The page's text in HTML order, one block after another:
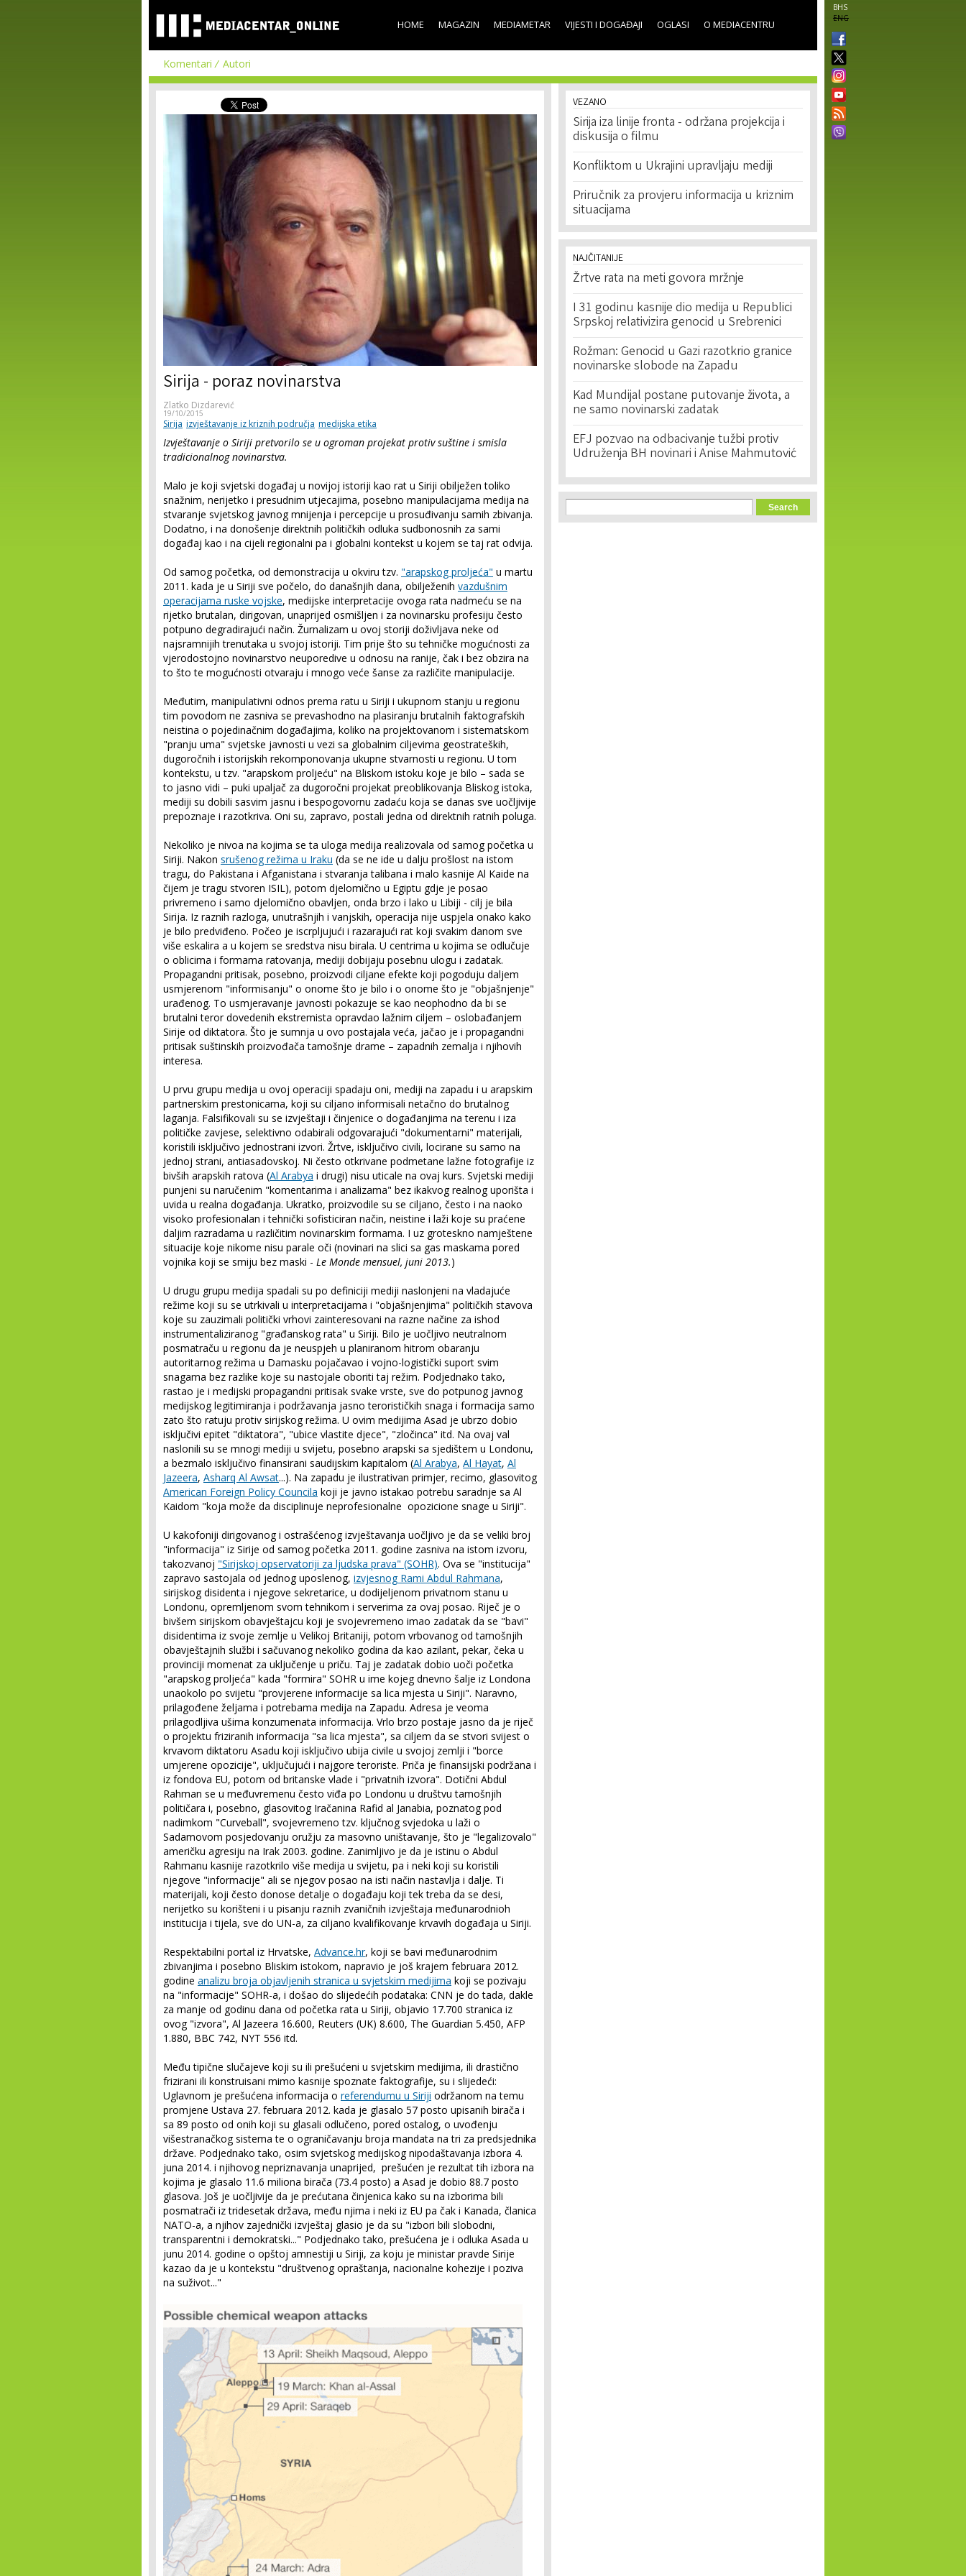
main
content
BHS
ENG
HOME MAGAZIN MEDIAMETAR VIJESTI I DOGAĐAJI OGLASI O MEDIACENTRU
Komentari Autori
Sirija - poraz novinarstva
Zlatko Dizdarević
19/10/2015
Sirija izvještavanje iz kriznih područja medijska etika
Izvještavanje o Siriji pretvorilo se u ogroman projekat protiv suštine i smisla
tradicionalnog novinarstva.
Malo je koji svjetski događaj u novijoj istoriji kao rat u Siriji obilježen toliko
snažnim, nerijetko i presudnim utjecajima, posebno manipulacijama medija na
stvaranje svjetskog javnog mnijenja i percepcije u prosuđivanju samih zbivanja.
Dodatno, i na donošenje direktnih političkih odluka sudbonosnih za sami
događaj kao i na cijeli regionalni pa i globalni kontekst u kojem se taj rat odvija.
Od samog početka, od demonstracija u okviru tzv. "arapskog proljeća" u martu
2011. kada je u Siriji sve počelo, do današnjih dana, obilježenih vazdušnim
operacijama ruske vojske, medijske interpretacije ovoga rata nadmeću se na
rijetko brutalan, dirigovan, unaprijed osmišljen i za novinarsku profesiju često
potpuno degradirajući način. Žurnalizam u ovoj storiji doživljava neke od
najsramnijih trenutaka u svojoj istoriji. Tim prije što su tehničke mogućnosti za
vjerodostojno novinarstvo neuporedive u odnosu na ranije, čak i bez obzira na
to što te mogućnosti otvaraju i mnogo veće šanse za različite manipulacije.
Međutim, manipulativni odnos prema ratu u Siriji i ukupnom stanju u regionu
tim povodom ne zasniva se prevashodno na plasiranju brutalnih faktografskih
neistina o pojedinačnim događajima, koliko na projektovanom i sistematskom
"pranju uma" svjetske javnosti u vezi sa globalnim ciljevima geostrateških,
dugoročnih i istorijskih rekomponovanja ukupne stvarnosti u regionu. U tom
kontekstu, u tzv. "arapskom proljeću" na Bliskom istoku koje je bilo – sada se
to jasno vidi – puki upaljač za dugoročni projekat preoblikovanja Bliskog istoka,
mediji su dobili sasvim jasnu i bespogovornu zadaću koja se danas sve uočljivije
prepoznaje i razotkriva. Oni su, zapravo, postali jedna od direktnih ratnih poluga.
Nekoliko je nivoa na kojima se ta uloga medija realizovala od samog početka u
Siriji. Nakon srušenog režima u Iraku (da se ne ide u dalju prošlost na istom
tragu, do Pakistana i Afganistana i stvaranja talibana i malo kasnije Al Kaide na
čijem je tragu stvoren ISIL), potom djelomično u Egiptu gdje je posao
privremeno i samo djelomično obavljen, onda brzo i lako u Libiji - cilj je bila
Sirija. Iz raznih razloga, unutrašnjih i vanjskih, operacija nije uspjela onako kako
je bilo predviđeno. Počeo je iscrpljujući i razarajući rat koji svakim danom sve
više eskalira a u kojem se sredstva nisu birala. U centrima u kojima se odlučuje
o oblicima i formama ratovanja, mediji dobijaju posebnu ulogu i zadatak.
Propagandni pritisak, posebno, proizvodi ciljane efekte koji pogoduju daljem
usmjerenom "informisanju" o onome što je bilo i o onome što je "objašnjenje"
urađenog. To usmjeravanje javnosti pokazuje se kao neophodno da bi se
brutalni teror dovedenih ekstremista opravdao lažnim ciljem – oslobađanjem
Sirije od diktatora. Što je sumnja u ovo postajala veća, jačao je i propagandni
pritisak suštinskih proizvođača tamošnje drame – zapadnih zemalja i njihovih
interesa.
U prvu grupu medija u ovoj operaciji spadaju oni, mediji na zapadu i u arapskim
partnerskim prestonicama, koji su ciljano informisali netačno do brutalnog
laganja. Falsifikovali su se izvještaji i činjenice o događanjima na terenu i iza
političke zavjese, selektivno odabirali odgovarajući "dokumentarni" materijali,
koristili isključivo jednostrani izvori. Žrtve, isključivo civili, locirane su samo na
jednoj strani, antiasadovskoj. Ni često otkrivane podmetane lažne fotografije iz
bivših arapskih ratova (Al Arabya i drugi) nisu uticale na ovaj kurs. Svjetski mediji
punjeni su naručenim "komentarima i analizama" bez ikakvog realnog uporišta i
uvida u realna događanja. Ukratko, proizvodile su se ciljano, često i na naoko
visoko profesionalan i tehnički sofisticiran način, neistine i laži koje su praćene
daljim razradama u različitim novinarskim formama. I uz groteskno namještene
situacije koje nikome nisu parale oči (novinari na slici sa gas maskama pored
vojnika koji se smiju bez maski - Le Monde mensuel, juni 2013.)
U drugu grupu medija spadali su po definiciji mediji naslonjeni na vladajuće
režime koji su se utrkivali u interpretacijama i "objašnjenjima" političkih stavova
koje su zauzimali politički vrhovi zainteresovani na razne načine za ishod
instrumentaliziranog "građanskog rata" u Siriji. Bilo je uočljivo neutralnom
posmatraču u regionu da je neuspjeh u planiranom hitrom obaranju
autoritarnog režima u Damasku pojačavao i vojno-logistički suport svim
snagama bez razlike koje su nastojale oboriti taj režim. Podjednako tako,
rastao je i medijski propagandni pritisak svake vrste, sve do potpunog javnog
medijskog legitimiranja i podržavanja jasno terorističkih snaga i formacija samo
zato što ratuju protiv sirijskog režima. U ovim medijima Asad je ubrzo dobio
isključivi epitet "diktatora", "ubice vlastite djece", "zločinca" itd. Na ovaj val
naslonili su se mnogi mediji u svijetu, posebno arapski sa sjedištem u Londonu,
a bezmalo isključivo finansirani saudijskim kapitalom (Al Arabya, Al Hayat, Al
Jazeera, Asharq Al Awsat...). Na zapadu je ilustrativan primjer, recimo, glasovitog
American Foreign Policy Councila koji je javno istakao potrebu saradnje sa Al
Kaidom "koja može da disciplinuje neprofesionalne opozicione snage u Siriji".
U kakofoniji dirigovanog i ostrašćenog izvještavanja uočljivo je da se veliki broj
"informacija" iz Sirije od samog početka 2011. godine zasniva na istom izvoru,
takozvanoj "Sirijskoj opservatoriji za ljudska prava" (SOHR). Ova se "institucija"
zapravo sastojala od jednog uposlenog, izvjesnog Rami Abdul Rahmana,
sirijskog disidenta i njegove sekretarice, u dodijeljenom privatnom stanu u
Londonu, opremljenom svom tehnikom i serverima za ovaj posao. Riječ je o
bivšem sirijskom obavještajcu koji je svojevremeno imao zadatak da se "bavi"
disidentima iz svoje zemlje u Velikoj Britaniji, potom vrbovanog od tamošnjih
obavještajnih službi i sačuvanog nekoliko godina da kao azilant, pekar, čeka u
provinciji momenat za uključenje u priču. Taj je zadatak dobio uoči početka
"arapskog proljeća" kada "formira" SOHR u ime kojeg dnevno šalje iz Londona
unaokolo po svijetu "provjerene informacije sa lica mjesta u Siriji". Naravno,
prilagođene željama i potrebama medija na Zapadu. Adresa je veoma
prilagodljiva ušima konzumenata informacija. Vrlo brzo postaje jasno da je riječ
o projektu friziranih informacija "sa lica mjesta", sa ciljem da se stvori svijest o
krvavom diktatoru Asadu koji isključivo ubija civile u svojoj zemlji i "borce
umjerene opozicije", uključujući i najgore teroriste. Priča je finansijski podržana i
iz fondova EU, potom od britanske vlade i "privatnih izvora". Dotični Abdul
Rahman se u međuvremenu često viđa po Londonu u društvu tamošnjih
političara i, posebno, glasovitog Iračanina Rafid al Janabia, poznatog pod
nadimkom "Curveball", svojevremeno tzv. ključnog svjedoka u laži o
Sadamovom posjedovanju oružju za masovno uništavanje, što je "legalizovalo"
američku agresiju na Irak 2003. godine. Zanimljivo je da je istinu o Abdul
Rahmanu kasnije razotkrilo više medija u svijetu, pa i neki koji su koristili
njegove "informacije" ali se njegov posao na isti način nastavlja i dalje. Ti
materijali, koji često donose detalje o događaju koji tek treba da se desi,
nerijetko su korišteni i u pisanju raznih zvaničnih izvještaja međunarodnioh
institucija i tijela, sve do UN-a, za ciljano kvalifikovanje krvavih događaja u Siriji.
Respektabilni portal iz Hrvatske, Advance.hr, koji se bavi međunarodnim
zbivanjima i posebno Bliskim istokom, napravio je još krajem februara 2012.
godine analizu broja objavljenih stranica u svjetskim medijima koji se pozivaju
na "informacije" SOHR-a, i došao do slijedećih podataka: CNN je do tada, dakle
za manje od godinu dana od početka rata u Siriji, objavio 17.700 stranica iz
ovog "izvora", Al Jazeera 16.600, Reuters (UK) 8.600, The Guardian 5.450, AFP
1.880, BBC 742, NYT 556 itd.
Među tipične slučajeve koji su ili prešućeni u svjetskim medijima, ili drastično
frizirani ili konstruisani mimo kasnije spoznate faktografije, su i slijedeći:
Uglavnom je prešućena informacija o referendumu u Siriji održanom na temu
promjene Ustava 27. februara 2012. kada je glasalo 57 posto upisanih birača i
sa 89 posto od onih koji su glasali odlučeno, pored ostalog, o uvođenju
višestranačkog sistema te o ograničavanju broja mandata na tri za predsjednika
države. Podjednako tako, osim svjetskog medijskog nipodaštavanja izbora 4.
juna 2014. i njihovog nepriznavanja unaprijed, prešućen je rezultat tih izbora na
kojima je glasalo 11.6 miliona birača (73.4 posto) a Asad je dobio 88.7 posto
glasova. Još je uočljivije da je prećutana činjenica kako su na izborima bili
posmatrači iz tridesetak država, među njima i neki iz EU pa čak i Kanada, članica
NATO-a, a njihov zajednički izvještaj glasio je da su "izbori bili slobodni,
transparentni i demokratski..." Podjednako tako, prešućena je i odluka Asada u
junu 2014. godine o opštoj amnestiji u Siriji, za koju je ministar pravde Sirije
kazao da je u kontekstu "društvenog opraštanja, nacionalne kohezije i poziva
na suživot..."
VEZANO
Sirija iza linije fronta - održana projekcija i
diskusija o filmu
Konfliktom u Ukrajini upravljaju mediji
Priručnik za provjeru informacija u kriznim
situacijama
NAJČITANIJE
Žrtve rata na meti govora mržnje
I 31 godinu kasnije dio medija u Republici
Srpskoj relativizira genocid u Srebrenici
Rožman: Genocid u Gazi razotkrio granice
novinarske slobode na Zapadu
Kad Mundijal postane putovanje života, a
ne samo novinarski zadatak
EFJ pozvao na odbacivanje tužbi protiv
Udruženja BH novinari i Anise Mahmutović
Search form
Search